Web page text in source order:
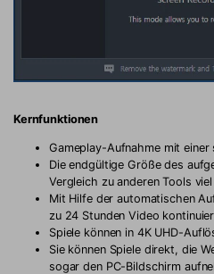
Kernfunktionen
Gameplay-Aufnahme mit einer
Die endgültige Größe des
Vergleich zu anderen Tools
Mit Hilfe der automatischen
zu 24 Stunden Video
Spiele können in 4K UHD-
Sie können Spiele direkt, die
sogar den PC-Bildschirm